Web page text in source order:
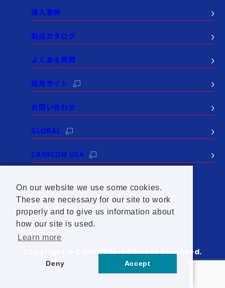
導入事例
製品カタログ
よくある質問
採用サイト
お問い合わせ
GLOBAL
CANYCOM USA
個人情報保護方針
サイトポリシー
SNSポリシー
セールスポリシー
Copyright © CANYCOM. All Rights Reserved.
On our website we use some cookies.
These are necessary for our site to work
properly and to give us information about
how our site is used.
Learn more
Deny Accept